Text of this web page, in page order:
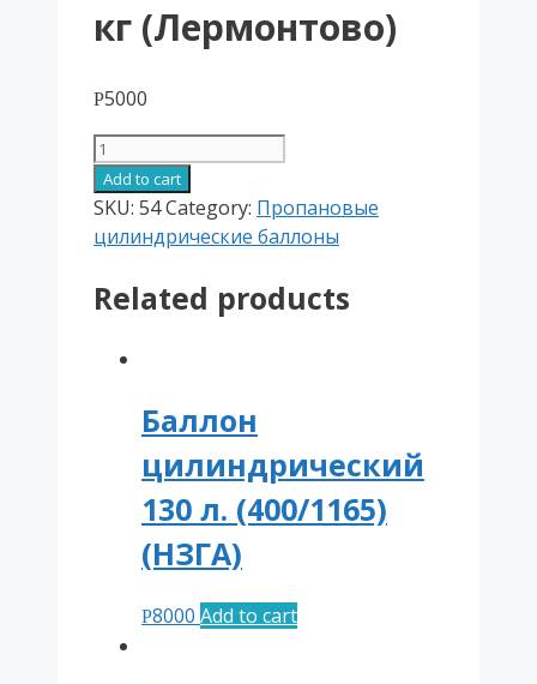
кг (Лермонтово)
Р5000
Баллон
цилиндрический
80
л.
29
Add to cart
SKU: 54Category: Пропановые
цилиндрические баллоны
Related products
Баллон
цилиндрический
130 л. (400/1165)
(НЗГА)
Р8000 Add to cart